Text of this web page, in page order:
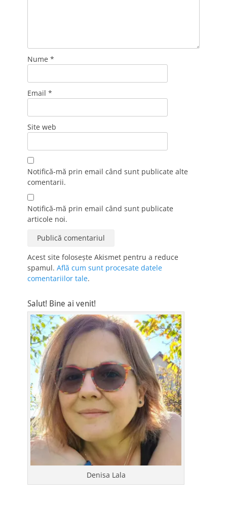
Nume *
Email *
Site web
Notifică-mă prin email când sunt publicate alte
comentarii.
Notifică-mă prin email când sunt publicate
articole noi.
Acest site folosește Akismet pentru a reduce
spamul. Află cum sunt procesate datele
comentariilor tale.
Salut! Bine ai venit!
Denisa Lala